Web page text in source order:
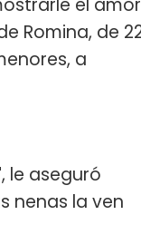
Romina, de
a
, le aseguró
nenas la ven